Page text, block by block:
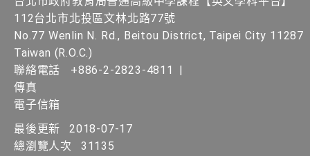
112台北市北投區文林北路77號
No.77 Wenlin N. Rd., Beitou District, Taipei City 11287
Taiwan (R.O.C.)
聯絡電話
+886-2-2823-4811
|
傳真
電子信箱
最後更新
2018-07-17
總瀏覽人次
31135